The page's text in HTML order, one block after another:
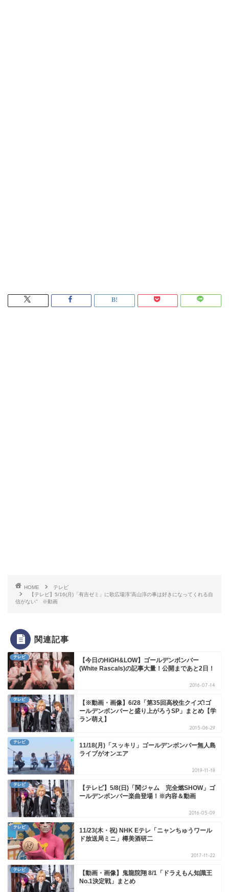
HOME
テレビ
【テレビ】5/16(月)「有吉ゼミ」に歌広場淳”高山淳の事は好きになってくれる自
信がない” ※動画
関連記事
テレビ
【今日のHiGH&LOW】ゴールデンボンバー
(White Rascals)の記事大量！公開まであと2日！
2016-07-14
テレビ
【※動画・画像】6/28「第35回高校生クイズ!ゴ
ールデンボンバーと盛り上がろうSP」まとめ【学
ラン萌え】
2015-06-29
テレビ
11/18(月)「スッキリ」ゴールデンボンバー無人島
ライブがオンエア
2019-11-18
テレビ
【テレビ】5/8(日)「関ジャム 完全燃SHOW」ゴ
ールデンボンバー楽曲登場！※内容＆動画
2016-05-09
テレビ
11/23(木・祝) NHK Eテレ「ニャンちゅうワール
ド放送局ミニ」樽美酒研二
2017-11-22
テレビ
【動画・画像】鬼龍院翔 8/1「ドラえもん知識王
No.1決定戦」まとめ